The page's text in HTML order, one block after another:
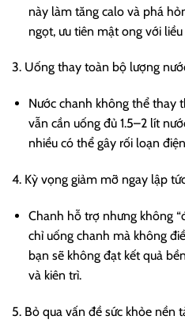
này làm tăng calo và phá
ngọt, ưu tiên mật ong với
3. Uống thay toàn bộ lượng
Nước chanh không thể thay
vẫn cần uống đủ 1.5–2 lít
nhiều có thể gây rối loạn
4. Kỳ vọng giảm mỡ ngay lập
Chanh hỗ trợ nhưng không
chỉ uống chanh mà không
bạn sẽ không đạt kết quả
và kiên trì.
5. Bỏ qua vấn đề sức khỏe nền